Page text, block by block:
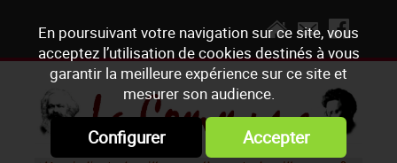
En poursuivant votre navigation sur ce site, vous
acceptez l’utilisation de cookies destinés à vous
garantir la meilleure expérience sur ce site et
mesurer son audience.
Configurer Accepter